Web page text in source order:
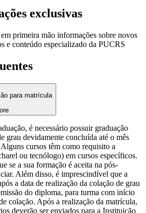
exclusivas
primeira mão informações sobre novos
e conteúdo especializado da PUCRS
para matrícula
é necessário possuir graduação
grau devidamente concluída até o mês
cursos têm como requisito a
ou tecnólogo) em cursos específicos.
se a sua formação é aceita na pós-
Além disso, é imprescindível que a
a data de realização da colação de grau
do diploma, para turma com início
colação. Após a realização da matrícula,
deverão ser enviados para a Instituição